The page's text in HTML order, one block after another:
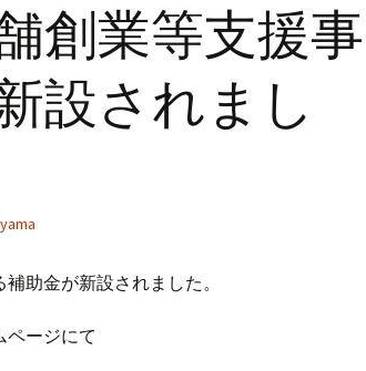
創業等支援事
設されまし
助金が新設されました。
ページにて